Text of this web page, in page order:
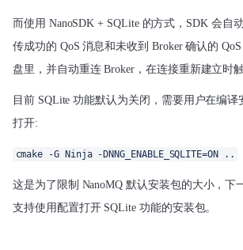
而使用 NanoSDK + SQLite 的方式，SDK 会自
传成功的 QoS 消息和未收到 Broker 确认的
盘里，并自动重连 Broker， 在连接重新建立时
目前 SQLite 功能默认为关闭，需要用户在编
打开:
cmake -G Ninja -DNNG_ENABLE_SQLITE=ON ..
这是为了限制 NanoMQ 默认安装包的大小，下
支持使用配置打开 SQLite 功能的安装包。